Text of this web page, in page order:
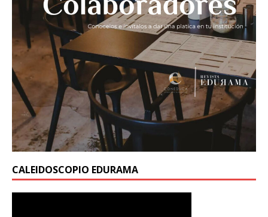
CALEIDOSCOPIO EDURAMA